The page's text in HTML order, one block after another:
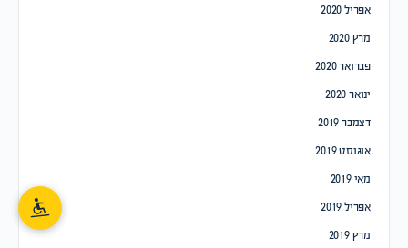
אפריל 2020
מרץ 2020
פברואר 2020
ינואר 2020
דצמבר 2019
אוגוסט 2019
מאי 2019
אפריל 2019
מרץ 2019